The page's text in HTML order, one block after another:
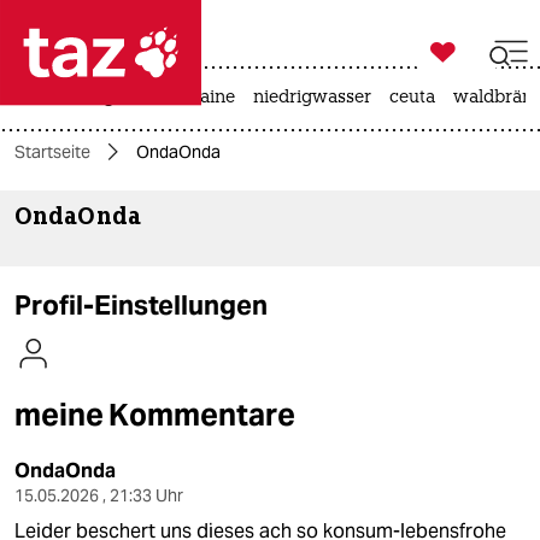
 taz zahl ich
taz zahl ich
themen
kultur
sport

taz zahl ich
krieg in der ukraine niedrigwasser ceuta
Startseite OndaOnda
OndaOnda
Profil-Einstellungen
meine Kommentare
OndaOnda
15.05.2026 , 21:33 Uhr
Leider beschert uns dieses ach so konsum-lebensfrohe